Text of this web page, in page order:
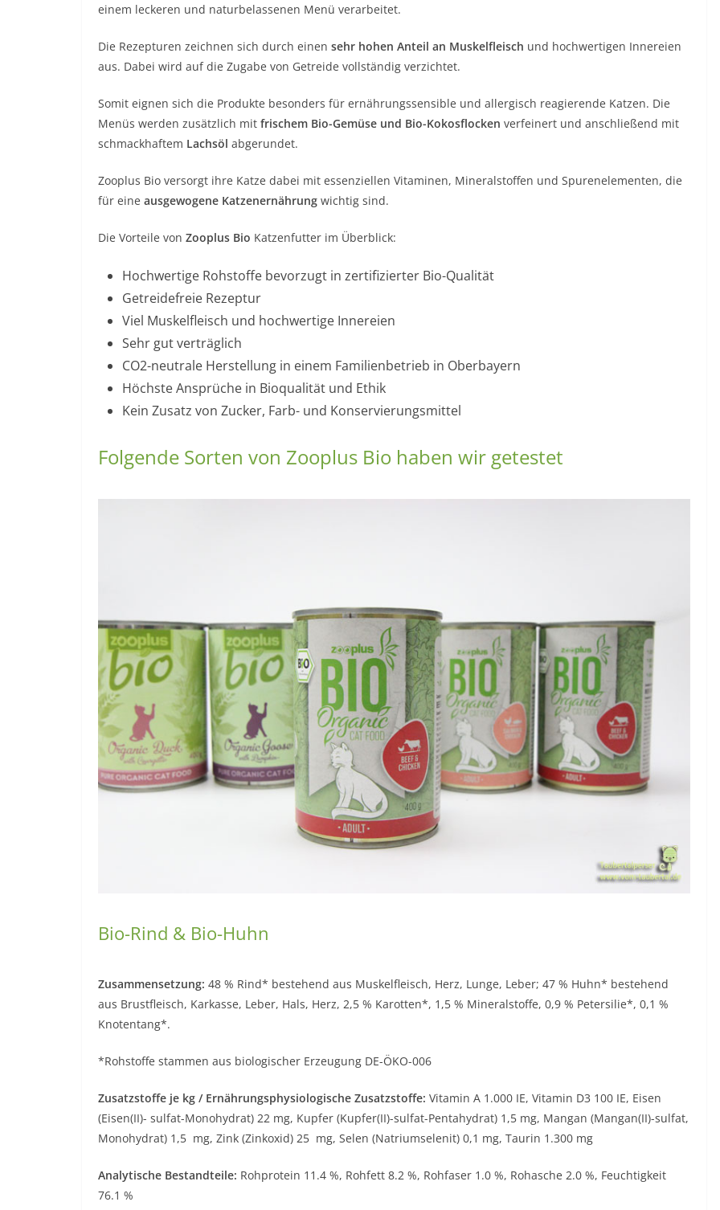
einem leckeren und naturbelassenen Menü verarbeitet.
Die Rezepturen zeichnen sich durch einen sehr hohen Anteil an Muskelfleisch und hochwertigen Innereien
aus. Dabei wird auf die Zugabe von Getreide vollständig verzichtet.
Somit eignen sich die Produkte besonders für ernährungssensible und allergisch reagierende Katzen. Die
Menüs werden zusätzlich mit frischem Bio-Gemüse und Bio-Kokosflocken verfeinert und anschließend mit
schmackhaftem Lachsöl abgerundet.
Zooplus Bio versorgt ihre Katze dabei mit essenziellen Vitaminen, Mineralstoffen und Spurenelementen, die
für eine ausgewogene Katzenernährung wichtig sind.
Die Vorteile von Zooplus Bio Katzenfutter im Überblick:
Hochwertige Rohstoffe bevorzugt in zertifizierter Bio-Qualität
Getreidefreie Rezeptur
Viel Muskelfleisch und hochwertige Innereien
Sehr gut verträglich
CO2-neutrale Herstellung in einem Familienbetrieb in Oberbayern
Höchste Ansprüche in Bioqualität und Ethik
Kein Zusatz von Zucker, Farb- und Konservierungsmittel
Folgende Sorten von Zooplus Bio haben wir getestet
Bio-Rind & Bio-Huhn
Zusammensetzung: 48 % Rind* bestehend aus Muskelfleisch, Herz, Lunge, Leber; 47 % Huhn* bestehend
aus Brustfleisch, Karkasse, Leber, Hals, Herz, 2,5 % Karotten*, 1,5 % Mineralstoffe, 0,9 % Petersilie*, 0,1 %
Knotentang*.
*Rohstoffe stammen aus biologischer Erzeugung DE-ÖKO-006
Zusatzstoffe je kg / Ernährungsphysiologische Zusatzstoffe: Vitamin A 1.000 IE, Vitamin D3 100 IE, Eisen
(Eisen(II)- sulfat-Monohydrat) 22 mg, Kupfer (Kupfer(II)-sulfat-Pentahydrat) 1,5 mg, Mangan (Mangan(II)-sulfat,
Monohydrat) 1,5 mg, Zink (Zinkoxid) 25 mg, Selen (Natriumselenit) 0,1 mg, Taurin 1.300 mg
Analytische Bestandteile: Rohprotein 11.4 %, Rohfett 8.2 %, Rohfaser 1.0 %, Rohasche 2.0 %, Feuchtigkeit
76.1 %